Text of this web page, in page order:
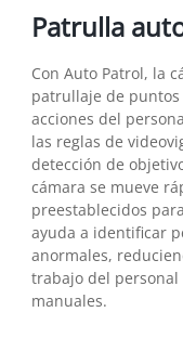
Patrulla
Con Auto Patrol, la
patrullaje de
acciones del
las reglas de
detección de
cámara se mueve
preestablecidos
ayuda a identificar
anormales,
trabajo del
manuales.